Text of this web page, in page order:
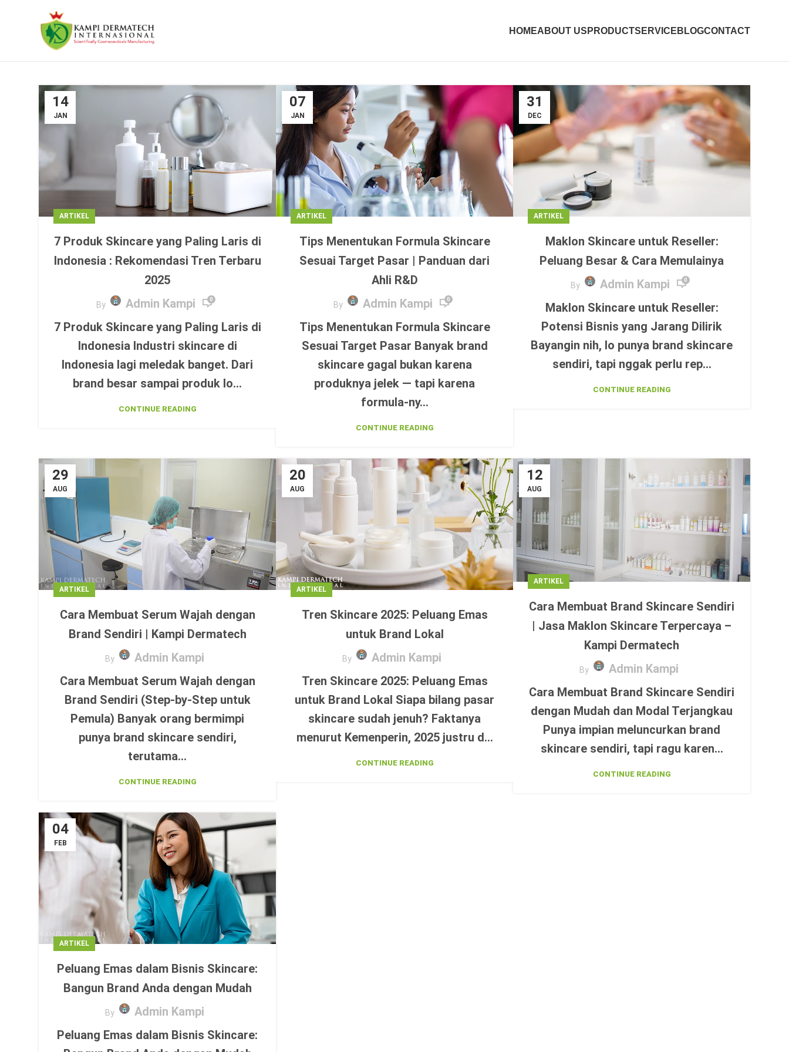
HOMEABOUT US PRODUCTSERVICE BLOGCONTACT
14
JAN
ARTIKEL
7 Produk Skincare yang Paling Laris di
Indonesia : Rekomendasi Tren Terbaru
2025
By Admin Kampi 0
7 Produk Skincare yang Paling Laris di
Indonesia Industri skincare di
Indonesia lagi meledak banget. Dari
brand besar sampai produk lo...
CONTINUE READING
07
JAN
ARTIKEL
Tips Menentukan Formula Skincare
Sesuai Target Pasar | Panduan dari
Ahli R&D
By Admin Kampi 0
Tips Menentukan Formula Skincare
Sesuai Target Pasar Banyak brand
skincare gagal bukan karena
produknya jelek — tapi karena
formula-ny...
CONTINUE READING
31
DEC
ARTIKEL
Maklon Skincare untuk Reseller:
Peluang Besar & Cara Memulainya
By Admin Kampi 0
Maklon Skincare untuk Reseller:
Potensi Bisnis yang Jarang Dilirik
Bayangin nih, lo punya brand skincare
sendiri, tapi nggak perlu rep...
CONTINUE READING
29
AUG
ARTIKEL
Cara Membuat Serum Wajah dengan
Brand Sendiri | Kampi Dermatech
By
Admin Kampi
Cara Membuat Serum Wajah dengan
Brand Sendiri (Step-by-Step untuk
Pemula) Banyak orang bermimpi
punya brand skincare sendiri,
terutama...
CONTINUE READING
20
AUG
ARTIKEL
Tren Skincare 2025: Peluang Emas
untuk Brand Lokal
By
Admin Kampi
Tren Skincare 2025: Peluang Emas
untuk Brand Lokal Siapa bilang pasar
skincare sudah jenuh? Faktanya
menurut Kemenperin, 2025 justru d...
CONTINUE READING
12
AUG
ARTIKEL
Cara Membuat Brand Skincare Sendiri
| Jasa Maklon Skincare Terpercaya –
Kampi Dermatech
By
Admin Kampi
Cara Membuat Brand Skincare Sendiri
dengan Mudah dan Modal Terjangkau
Punya impian meluncurkan brand
skincare sendiri, tapi ragu karen...
CONTINUE READING
04
FEB
ARTIKEL
Peluang Emas dalam Bisnis Skincare:
Bangun Brand Anda dengan Mudah
By
Admin Kampi
Peluang Emas dalam Bisnis Skincare: